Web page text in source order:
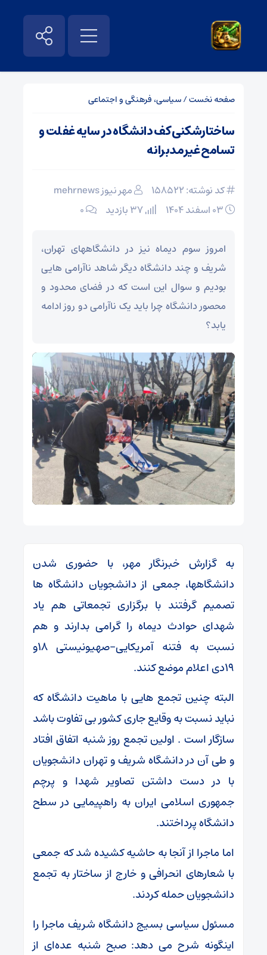
صفحه نخست/سیاسی، فرهنگی و اجتماعی
ساختارشکنی کف دانشگاه در سایه غفلت و
تسامح غیرمدبرانه
کد نوشته: 158522
مهر نیوز mehrnews
۰
امروز سوم دیماه نیز در دانشگاههای تهران،
شریف و چند دانشگاه دیگر شاهد ناآرامی هایی
بودیم و سوال این است که در فضای محدود و
محصور دانشگاه چرا باید یک ناآرامی دو روز ادامه
یابد؟
به گزارش خبرنگار مهر، با حضوری شدن
دانشگاهها، جمعی از دانشجویان دانشگاه ها
تصمیم گرفتند با برگزاری تجمعاتی هم یاد
شهدای حوادث دیماه را گرامی بدارند و هم
نسبت به فتنه آمریکایی-صهیونیستی ۱۸و
۱۹دی اعلام موضع کنند.
البته چنین تجمع هایی با ماهیت دانشگاه که
نباید نسبت به وقایع جاری کشور بی تفاوت باشد
سازگار است . اولین تجمع روز شنبه اتفاق افتاد
و طی آن در دانشگاه شریف و تهران دانشجویان
با در دست داشتن تصاویر شهدا و پرچم
جمهوری اسلامی ایران به راهپیمایی در سطح
دانشگاه پرداختند.
اما ماجرا از آنجا به حاشیه کشیده شد که جمعی
با شعارهای انحرافی و خارج از ساختار به تجمع
دانشجویان حمله کردند.
مسئول سیاسی بسیج دانشگاه شریف ماجرا را
اینگونه شرح می دهد: صبح شنبه عده‌ای از